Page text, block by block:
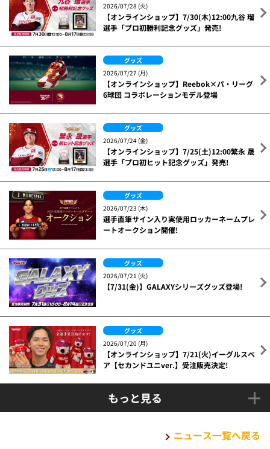
2026/07/28 (火)
【オンラインショップ】7/30(木)12:00九谷 瑠
選手「プロ初勝利記念グッズ」発売!
グッズ
2026/07/27 (月)
【オンラインショップ】Reebok×パ・リーグ
6球団 コラボレーションモデル登場
グッズ
2026/07/24 (金)
【オンラインショップ】7/25(土)12:00繁永 晟
選手「プロ初ヒット記念グッズ」発売!
グッズ
2026/07/23 (木)
選手直筆サイン入り実使用ロッカーネームプレ
ートオークション開催!
グッズ
2026/07/21 (火)
【7/31(金)】GALAXYシリーズグッズ登場!
グッズ
2026/07/20 (月)
【オンラインショップ】7/21(火)イーグルスベ
ア【セカンドユニver.】受注販売決定!
もっと見る
ニュース一覧へ戻る